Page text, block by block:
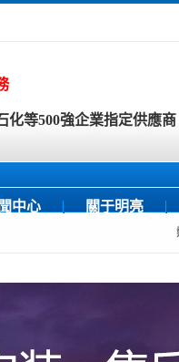
等500強企業指定供應商
中心 關于明亮